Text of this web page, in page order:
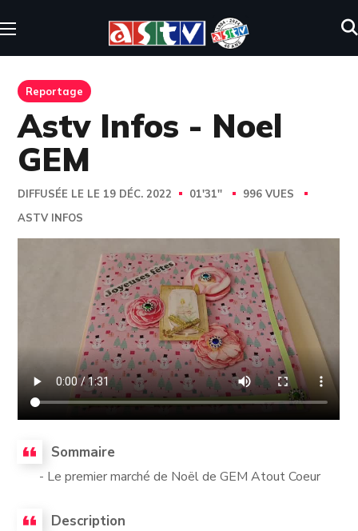
Reportage
Astv Infos - Noel
GEM
DIFFUSÉE LE LE 19 DÉC. 2022 01'31''
996 VUES
ASTV INFOS
Sommaire
- Le premier marché de Noël de GEM Atout Coeur
Description